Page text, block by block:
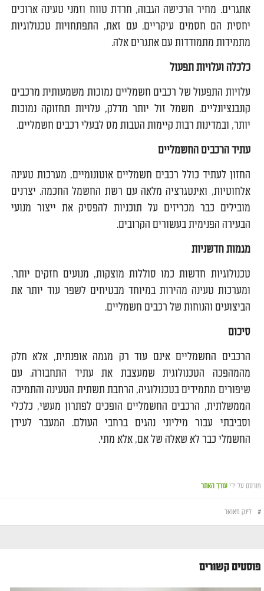
אתגרים. מחיר הרכישה הגבוה, חרדת טווח וזמני טעינה ארוכים
יחסית הם חסמים עיקריים. עם זאת, התפתחויות טכנולוגיות
מתמידות מתמודדות עם אתגרים אלה.
כלכלה ועלויות תפעול
עלויות התפעול של רכבים חשמליים נמוכות משמעותית מרכבים
קונבנציונליים. חשמל זול יותר מדלק, עלויות תחזוקה נמוכות
יותר, ובמדינות רבות קיימות הטבות מס לבעלי רכבים חשמליים.
עתיד הרכבים החשמליים
החזון לעתיד כולל רכבים חשמליים אוטונומיים, מערכות טעינה
אלחוטיות, ואינטגרציה מלאה עם רשת החשמל החכמה. יצרנים
מובילים כבר מכריזים על תוכניות להפסיק את ייצור מנועי
הבעירה הפנימית בעשורים הקרובים.
מגמות חדשניות
טכנולוגיות חדשות כמו סוללות מוצקות, מנועים חזקים יותר,
ומערכות טעינה מהירות במיוחד מבטיחים לשפר עוד יותר את
הביצועים והנוחות של רכבים חשמליים.
סיכום
הרכבים החשמליים אינם עוד רק מגמה אופנתית, אלא חלק
מהמהפכה הטכנולוגית שמעצבת את עתיד התחבורה. עם
שיפורים מתמידים בטכנולוגיה, הרחבת תשתית הטעינה והתמיכה
הממשלתית, הרכבים החשמליים הופכים לפתרון מעשי, כלכלי
וסביבתי עבור מיליוני נהגים ברחבי העולם. המעבר לעידן
החשמלי כבר לא שאלה של אם, אלא מתי.
פורסם על ידי עורך האתר
# לינק פאואר
פוסטים קשורים